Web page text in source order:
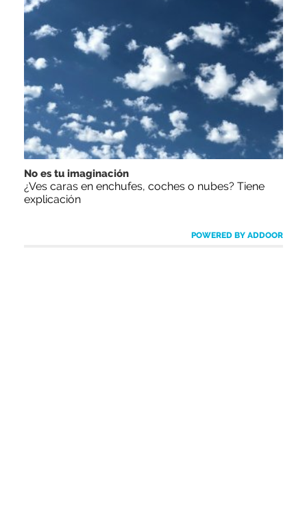
No es tu imaginación
¿Ves caras en enchufes, coches o nubes? Tiene
explicación
POWERED BY ADDOOR